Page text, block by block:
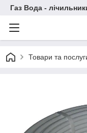
Газ Вода -
Товари та